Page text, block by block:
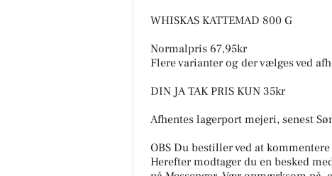
WHISKAS KATTEMAD 800 G
Normalpris 67,95kr
Flere varianter og der vælges ved
DIN JA TAK PRIS KUN 35kr
Afhentes lagerport mejeri, senest
OBS Du bestiller ved at kommentere
Herefter modtager du en besked